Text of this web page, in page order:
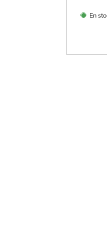
En